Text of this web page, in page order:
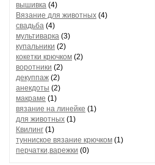
вышивка (4)
Вязание для животных (4)
свадьба (4)
мультиварка (3)
купальники (2)
кокетки крючком (2)
воротники (2)
декуппаж (2)
анекдоты (2)
макраме (1)
вязание на линейке (1)
для животных (1)
Квилинг (1)
тунниское вязание крючком (1)
перчатки,варежки (0)